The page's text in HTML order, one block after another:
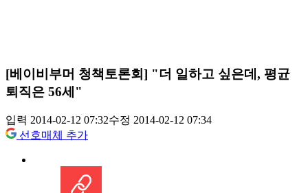
[베이비부머 청책토론회] "더 일하고 싶은데, 평균
퇴직은 56세"
입력 2014-02-12 07:32수정 2014-02-12 07:34
선호매체 추가